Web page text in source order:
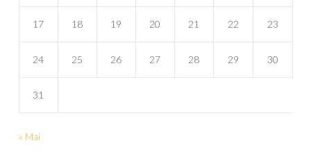
17 18 19 20 21 22 23
24 25 26 27 28 29 30
31
« Mai